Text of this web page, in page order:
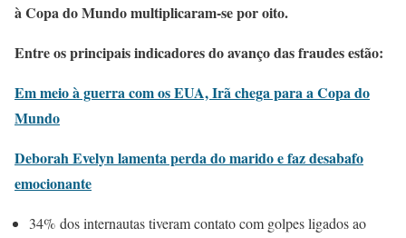
à Copa do Mundo multiplicaram-se por oito.
Entre os principais indicadores do avanço das fraudes estão:
Em meio à guerra com os EUA, Irã chega para a Copa do
Mundo
Deborah Evelyn lamenta perda do marido e faz desabafo
emocionante
34% dos internautas tiveram contato com golpes ligados ao